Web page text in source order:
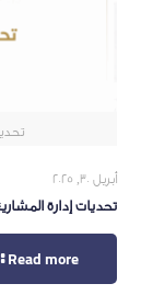
أبريل 30, 2025
تحديات إدارة
Read more